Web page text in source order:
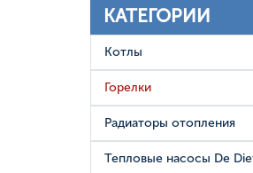
КАТЕГОРИИ
Котлы
Горелки
Радиаторы отопления
Тепловые насосы De